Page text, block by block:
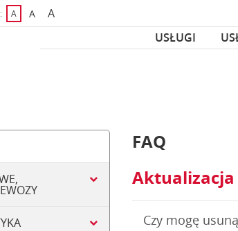
na czarnym tle
Adomyślna czcionka
Awiększa czcionka
Anajwiększa czcionka
USŁUGI
FAQ
Czy mogę